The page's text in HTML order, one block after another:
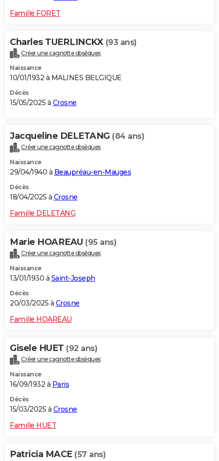
Famille FORET
Charles TUERLINCKX (93 ans)
Créer une cagnotte obsèques
Naissance
10/01/1932 à MALINES BELGIQUE
Décès
15/05/2025 à Crosne
Jacqueline DELETANG (84 ans)
Créer une cagnotte obsèques
Naissance
29/04/1940 à Beaupréau-en-Mauges
Décès
18/04/2025 à Crosne
Famille DELETANG
Marie HOAREAU (95 ans)
Créer une cagnotte obsèques
Naissance
13/01/1930 à Saint-Joseph
Décès
20/03/2025 à Crosne
Famille HOAREAU
Gisele HUET (92 ans)
Créer une cagnotte obsèques
Naissance
16/09/1932 à Paris
Décès
15/03/2025 à Crosne
Famille HUET
Patricia MACE (57 ans)